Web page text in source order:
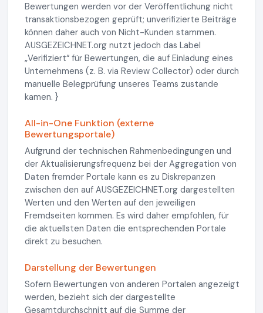
Bewertungen werden vor der Veröffentlichung nicht
transaktionsbezogen geprüft; unverifizierte Beiträge
können daher auch von Nicht-Kunden stammen.
AUSGEZEICHNET.org nutzt jedoch das Label
„Verifiziert“ für Bewertungen, die auf Einladung eines
Unternehmens (z. B. via Review Collector) oder durch
manuelle Belegprüfung unseres Teams zustande
kamen. }
All-in-One Funktion (externe
Bewertungsportale)
Aufgrund der technischen Rahmenbedingungen und
der Aktualisierungsfrequenz bei der Aggregation von
Daten fremder Portale kann es zu Diskrepanzen
zwischen den auf AUSGEZEICHNET.org dargestellten
Werten und den Werten auf den jeweiligen
Fremdseiten kommen. Es wird daher empfohlen, für
die aktuellsten Daten die entsprechenden Portale
direkt zu besuchen.
Darstellung der Bewertungen
Sofern Bewertungen von anderen Portalen angezeigt
werden, bezieht sich der dargestellte
Gesamtdurchschnitt auf die Summe der